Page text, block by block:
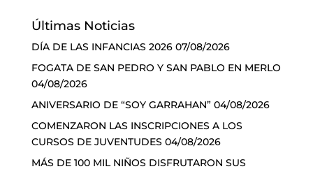
Últimas Noticias
DÍA DE LAS INFANCIAS 2026 07/08/2026
FOGATA DE SAN PEDRO Y SAN PABLO EN MERLO
04/08/2026
ANIVERSARIO DE “SOY GARRAHAN” 04/08/2026
COMENZARON LAS INSCRIPCIONES A LOS
CURSOS DE JUVENTUDES 04/08/2026
MÁS DE 100 MIL NIÑOS DISFRUTARON SUS